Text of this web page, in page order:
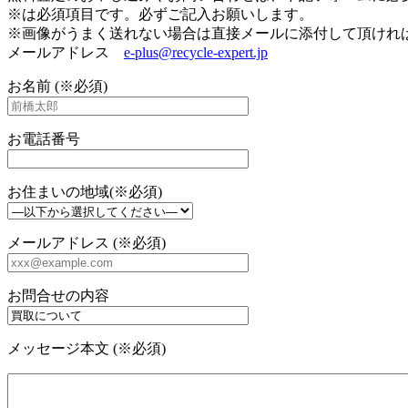
※は必須項目です。必ずご記入お願いします。
※画像がうまく送れない場合は直接メールに添付して頂けれ
メールアドレス e-plus@recycle-expert.jp
お名前 (※必須)
お電話番号
お住まいの地域(※必須)
メールアドレス (※必須)
お問合せの内容
メッセージ本文 (※必須)